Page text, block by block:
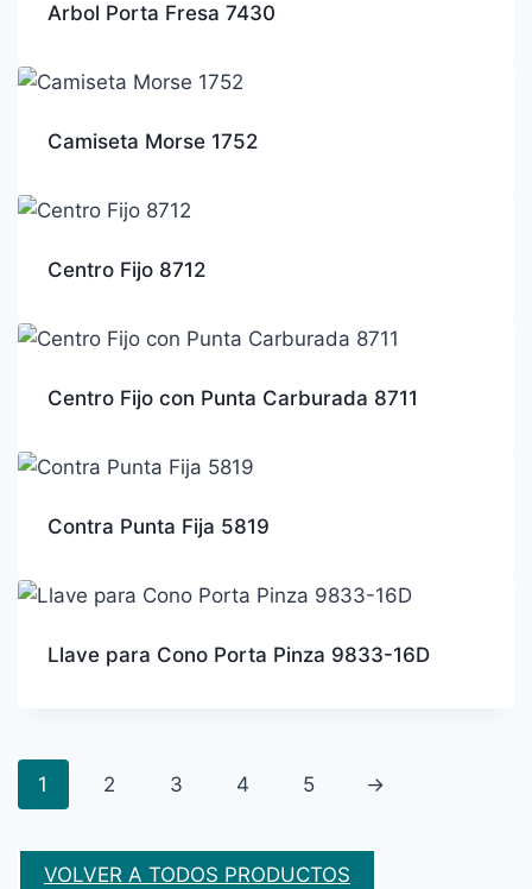
Arbol Porta Fresa 7430
Camiseta Morse 1752
Centro Fijo 8712
Centro Fijo con Punta Carburada 8711
Contra Punta Fija 5819
Llave para Cono Porta Pinza 9833-16D
1 2 3 4 5 →
VOLVER A TODOS PRODUCTOS